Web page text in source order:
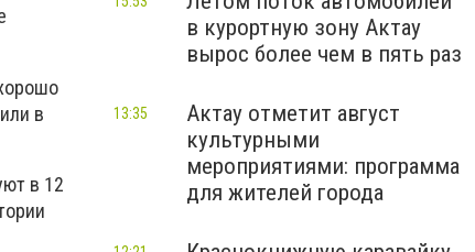
в
в 12
в курортную зону Актау
вырос более чем в пять раз
Актау отметит август
культурными
мероприятиями: программа
для жителей города
13:35